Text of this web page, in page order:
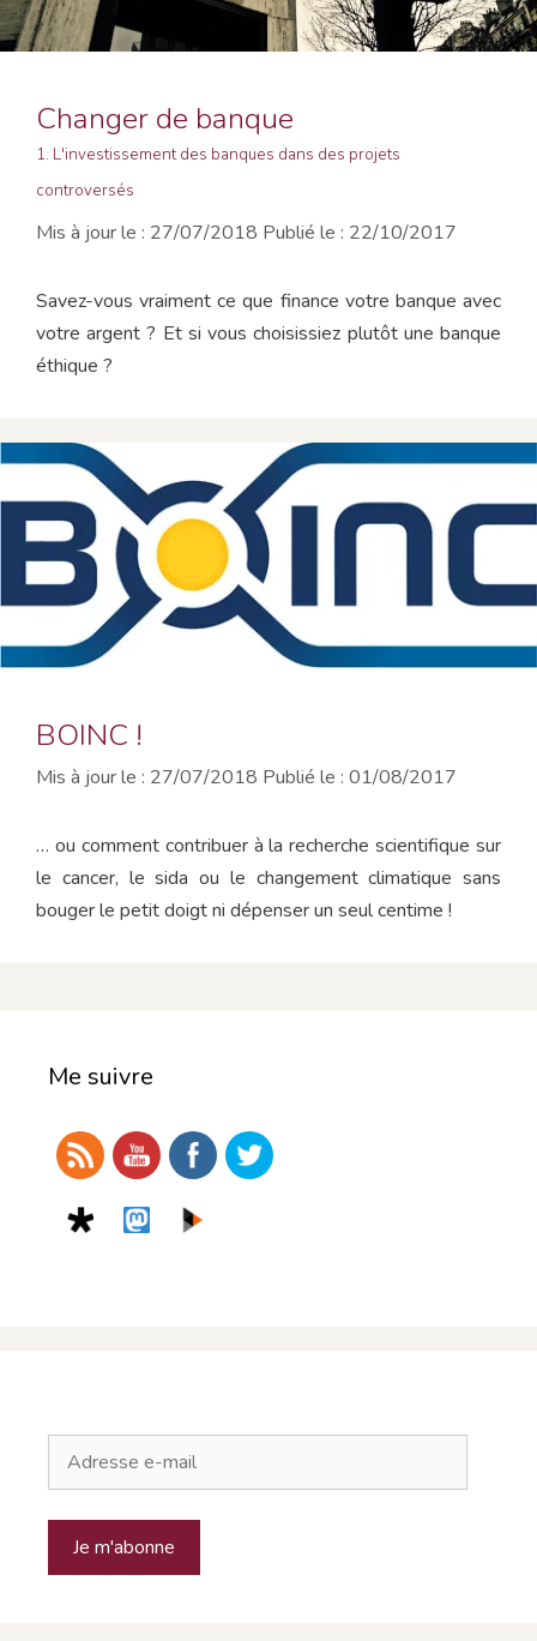
Changer de banque
1. L'investissement des banques dans des projets
controversés
27/07/2018 22/10/2017
Savez-vous vraiment ce que finance votre banque avec
votre argent ? Et si vous choisissiez plutôt une banque
éthique ?
BOINC !
27/07/2018 01/08/2017
… ou comment contribuer à la recherche scientifique sur
le cancer, le sida ou le changement climatique sans
bouger le petit doigt ni dépenser un seul centime !
Me suivre
Adresse
e-
mail
Je m'abonne